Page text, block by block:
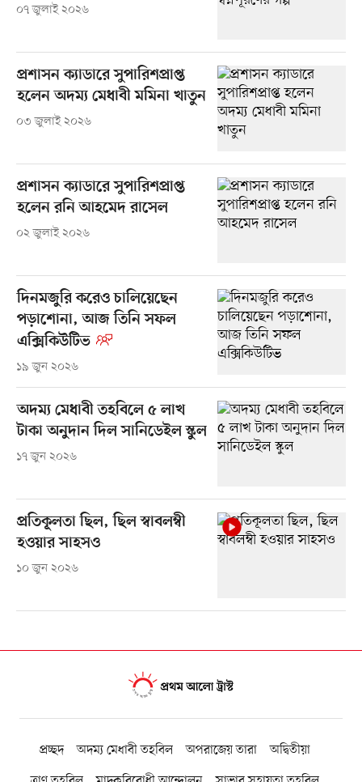
০৭ জুলাই ২০২৬
প্রশাসন ক্যাডারে সুপারিশপ্রাপ্ত
হলেন অদম্য মেধাবী মমিনা খাতুন
০৩ জুলাই ২০২৬
প্রশাসন ক্যাডারে সুপারিশপ্রাপ্ত
হলেন রনি আহমেদ রাসেল
০২ জুলাই ২০২৬
দিনমজুরি করেও চালিয়েছেন
পড়াশোনা, আজ তিনি সফল
এক্সিকিউটিভ
১৯ জুন ২০২৬
অদম্য মেধাবী তহবিলে ৫ লাখ
টাকা অনুদান দিল সানিডেইল স্কুল
১৭ জুন ২০২৬
প্রতিকূলতা ছিল, ছিল স্বাবলম্বী
হওয়ার সাহসও
১০ জুন ২০২৬
প্রচ্ছদ অদম্য মেধাবী তহবিল অপরাজেয় তারা
অদ্বিতীয়া